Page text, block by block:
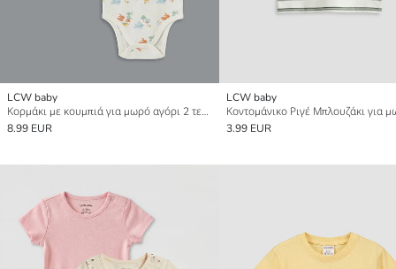
LCW baby
Κορμάκι με κουμπιά για μωρό αγόρι 2 τεμάχια σετ
8.99 EUR
LCW baby
3.99 EUR